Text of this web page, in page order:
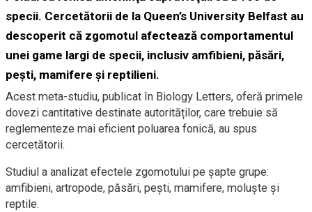
specii. Cercetătorii de la Queen’s University Belfast au
descoperit că zgomotul afectează comportamentul
unei game largi de specii, inclusiv amfibieni, păsări,
pești, mamifere și reptilieni.
Acest meta-studiu, publicat în Biology Letters, oferă primele
dovezi cantitative destinate autorităților, care trebuie să
reglementeze mai eficient poluarea fonică, au spus
cercetătorii.
Studiul a analizat efectele zgomotului pe șapte grupe:
amfibieni, artropode, păsări, pești, mamifere, moluște și
reptile.